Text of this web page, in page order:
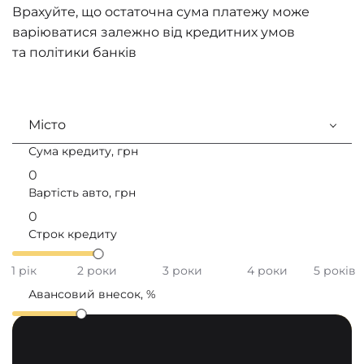
Врахуйте, що остаточна сума платежу може
варіюватися залежно від кредитних умов
та політики банків
Місто
Сума кредиту, грн
Вартість авто, грн
Строк кредиту
1 рік 2 роки 3 роки 4 роки
5 років
Авансовий внесок, %